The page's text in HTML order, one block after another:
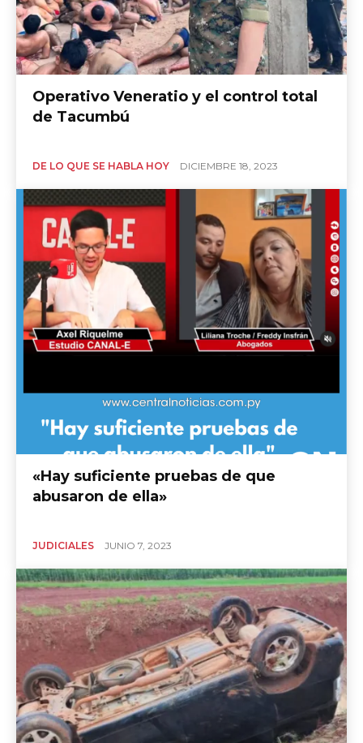
Operativo Veneratio y el control total
de Tacumbú
DE LO QUE SE HABLA HOY DICIEMBRE 18, 2023
«Hay suficiente pruebas de que
abusaron de ella»
JUDICIALES JUNIO 7, 2023